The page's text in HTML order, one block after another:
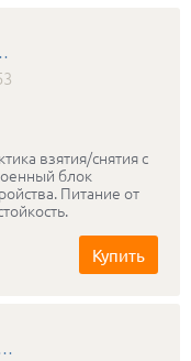
3
взятия/снятия с
блок
Питание от
Купить
Фобос-3